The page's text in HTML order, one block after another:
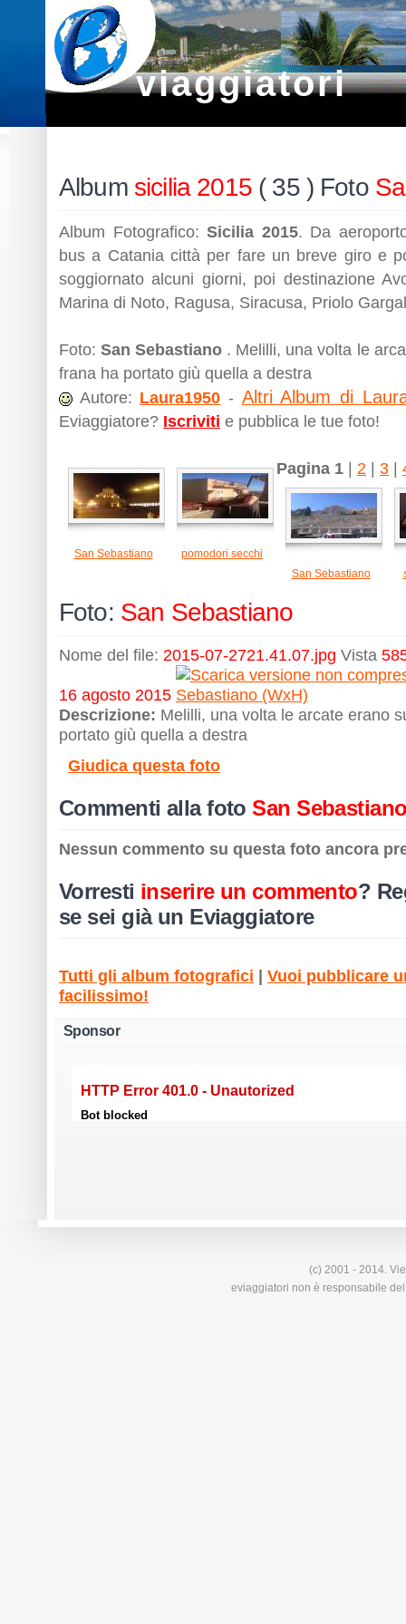
viaggiatori
Album sicilia 2015( 35 ) Foto
Album Fotografico:Sicilia 2015. Da
bus a Catania città per fare un breve giro e
soggiornato alcuni giorni, poi destinazione
Marina di Noto, Ragusa, Siracusa, Priolo
Foto:San Sebastiano . Melilli, una volta le
frana ha portato giù quella a destra
Autore: Laura1950 - Altri Album di
Eviaggiatore? Iscriviti e pubblica le tue foto!
Pagina 1 | 2 | 3 |
San Sebastiano
pomodori secchi
San Sebastiano
Foto: San Sebastiano
Nome del file: 2015-07-2721.41.07.jpg Vista
16 agosto 2015
Descrizione: Melilli, una volta le arcate erano
portato giù quella a destra
Giudica questa foto
Commenti alla fotoSan
Nessun commento su questa foto ancora
Vorresti inserire un commento?
se sei già un Eviaggiatore
Tutti gli album fotografici | Vuoi pubblicare
facilissimo!
Sponsor
(c) 2001 - 2014.
eviaggiatori non è responsabile